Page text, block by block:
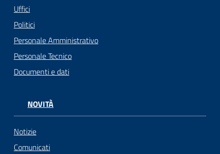
Uffici
Politici
Personale Amministrativo
Personale Tecnico
Documenti e dati
NOVITÀ
Notizie
Comunicati